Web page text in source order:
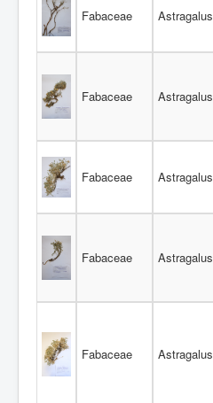
Fabaceae Astragalus
Fabaceae Astragalus
Fabaceae Astragalus
Fabaceae Astragalus
Fabaceae Astragalus